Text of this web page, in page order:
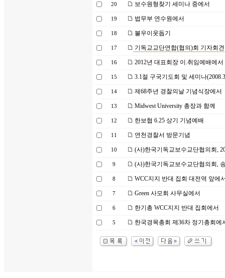
20 보수원형찾기 세미나 중에서
19 법무부 연수원에서
18 불우이웃돕기
17 기독교교단연합(협의)회 기자회견
16 2012년 대표회장 이.취임예배에서
15 3.1절 구국기도회 및 세미나
14 제68주년 경찰의날 기념식장에서
13 Midwest University 총장과 함께
12 한보협 6.25 상기 기념예배
11 연천경찰서 방문기념
10 (사)한국기독교보수교단협의회,
9 (사)한국기독교보수교단협의회,
8 WCC지지 반대 집회 대전역 앞에
7 Green 사모회 사무실에서
6 한기총 WCC지지 반대 집회에서
5 한국경목총회 제36차 정기총회에